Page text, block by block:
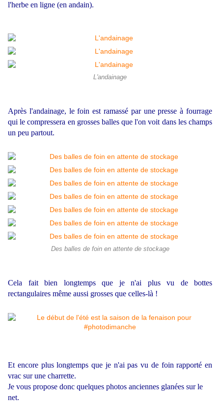
l'herbe en ligne (en andain).
L'andainage
Après l'andainage, le foin est ramassé par une presse à fourrage
qui le compressera en grosses balles que l'on voit dans les champs
un peu partout.
Des balles de foin en attente de stockage
Cela fait bien longtemps que je n'ai plus vu de bottes
rectangulaires même aussi grosses que celles-là !
Et encore plus longtemps que je n'ai pas vu de foin rapporté en
vrac sur une charrette.
Je vous propose donc quelques photos anciennes glanées sur le
net.